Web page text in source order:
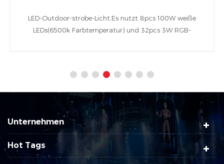
LED-Outdoor-strobe-Licht.Es nutzt 8pcs 100W weiße
LEDs(6500k Farbtemperatur) und 32pcs 3W RGB-
Unternehmen
Hot Tags